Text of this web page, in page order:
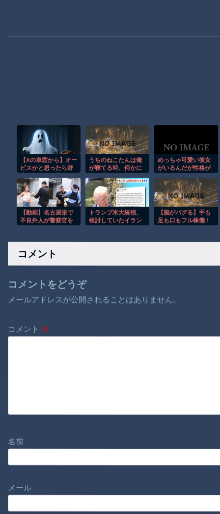
【Xの車窓から】オー
ビスかと思ったら野
か
うちのねこたんは俺
が寝てる時、何かに
の毛を舐め回すから
困る。【再】
めっちゃ可愛い彼女
がいるんだが性格が
したらいいんだ？
【動画】名古屋栄で
不良外人が警察官を
トランプ米大統領、
検討していたイラン
【脳がバグる】手も
足も口もフル稼働！
コメント
コメントをどうぞ
メールアドレスが公開されることはありません。
コメント ※
名前
メール